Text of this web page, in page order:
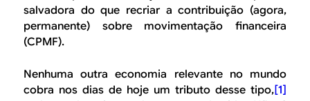
c
salvadora do que recriar a contribuição (agora,
permanente) sobre movimentação financeira
(CPMF).
Nenhuma outra economia relevante no mundo
cobra nos dias de hoje um tributo desse tipo,[1]